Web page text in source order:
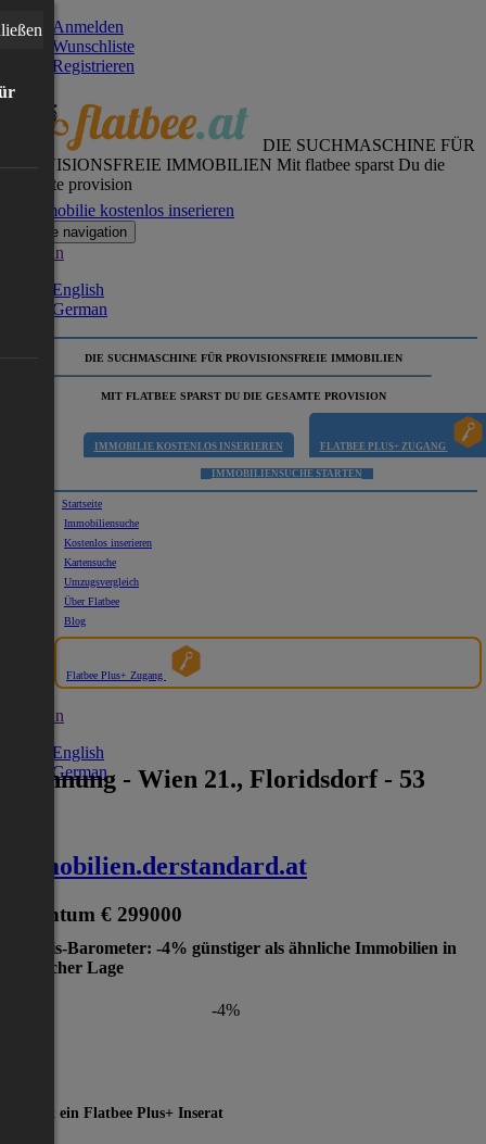
Anmelden
Wunschliste
Registrieren
DIE SUCHMASCHINE FÜR
PROVISIONSFREIE IMMOBILIEN Mit flatbee sparst Du die
gesamte provision
Immobilie kostenlos inserieren
Toggle navigation
German
English
German
DIE SUCHMASCHINE FÜR PROVISIONSFREIE IMMOBILIEN
MIT FLATBEE SPARST DU DIE GESAMTE PROVISION
IMMOBILIE KOSTENLOS INSERIEREN FLATBEE PLUS+ ZUGANG
IMMOBILIENSUCHE STARTEN
Startseite
Immobiliensuche
Kostenlos inserieren
Kartensuche
Umzugsvergleich
Über Flatbee
Blog
Flatbee Plus+ Zugang
German
English
German
Wohnung - Wien 21., Floridsdorf - 53
immobilien.derstandard.at
Eigentum € 299000
Preis-Barometer: -4% günstiger als ähnliche Immobilien in
gleicher Lage
-4%
Dies ist ein Flatbee Plus+ Inserat